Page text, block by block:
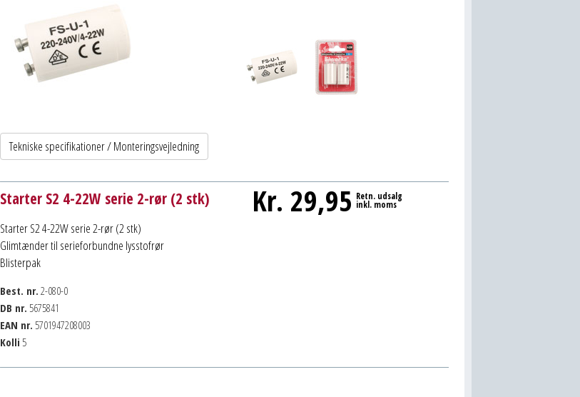
Tekniske specifikationer / Monteringsvejledning
Starter S2 4-22W serie 2-rør (2 stk)
Starter S2 4-22W serie 2-rør (2 stk)
Glimtænder til serieforbundne lysstofrør
Blisterpak
Best. nr. 2-080-0
DB nr. 5675841
EAN nr. 5701947208003
Kolli 5
Kr. 29,95 Retn. udsalg
inkl. moms